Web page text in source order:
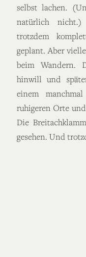
selbst lachen.
natürlich nicht.)
trotzdem
geplant. Aber
beim Wandern.
hinwill und
einem
ruhigeren Orte
Die
gesehen. Und